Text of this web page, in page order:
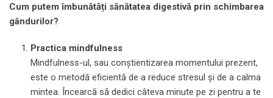
Cum putem îmbunătăți sănătatea digestivă prin schimbarea
gândurilor?
Practica mindfulness
Mindfulness-ul, sau conștientizarea momentului prezent,
este o metodă eficientă de a reduce stresul și de a calma
mintea. Încearcă să dedici câteva minute pe zi pentru a te